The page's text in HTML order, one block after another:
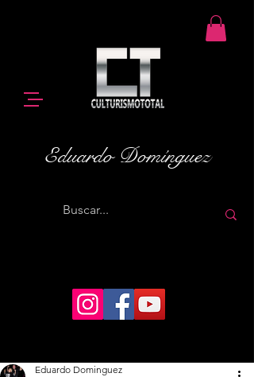
Eduardo Domínguez
Eduardo Dominguez